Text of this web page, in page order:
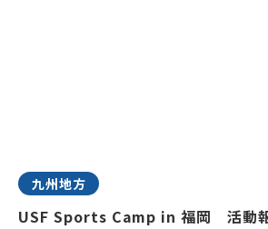
九州地方
USF Sports Camp in 福岡 活動